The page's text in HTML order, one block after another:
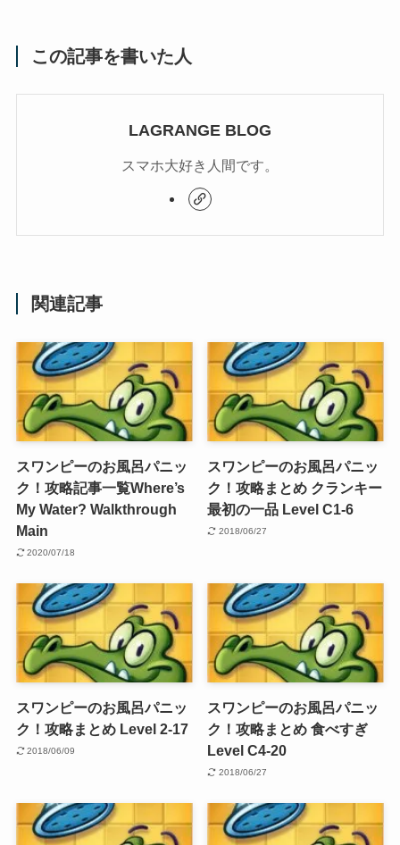
この記事を書いた人
LAGRANGE BLOG
スマホ大好き人間です。
関連記事
スワンピーのお風呂パニッ
ク！攻略記事一覧Where’s
My Water? Walkthrough
Main
2020/07/18
スワンピーのお風呂パニッ
ク！攻略まとめ クランキー
最初の一品 Level C1-6
2018/06/27
スワンピーのお風呂パニッ
ク！攻略まとめ Level 2-17
2018/06/09
スワンピーのお風呂パニッ
ク！攻略まとめ 食べすぎ
Level C4-20
2018/06/27